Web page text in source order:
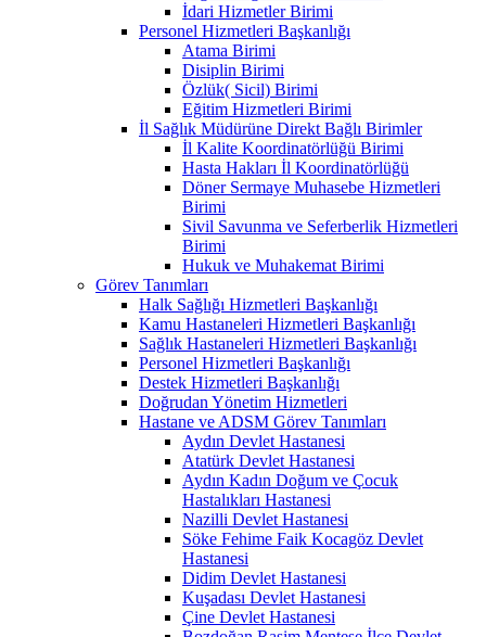
İdari Hizmetler Birimi
Personel Hizmetleri Başkanlığı
Atama Birimi
Disiplin Birimi
Özlük( Sicil) Birimi
Eğitim Hizmetleri Birimi
İl Sağlık Müdürüne Direkt Bağlı Birimler
İl Kalite Koordinatörlüğü Birimi
Hasta Hakları İl Koordinatörlüğü
Döner Sermaye Muhasebe Hizmetleri
Birimi
Sivil Savunma ve Seferberlik Hizmetleri
Birimi
Hukuk ve Muhakemat Birimi
Görev Tanımları
Halk Sağlığı Hizmetleri Başkanlığı
Kamu Hastaneleri Hizmetleri Başkanlığı
Sağlık Hastaneleri Hizmetleri Başkanlığı
Personel Hizmetleri Başkanlığı
Destek Hizmetleri Başkanlığı
Doğrudan Yönetim Hizmetleri
Hastane ve ADSM Görev Tanımları
Aydın Devlet Hastanesi
Atatürk Devlet Hastanesi
Aydın Kadın Doğum ve Çocuk
Hastalıkları Hastanesi
Nazilli Devlet Hastanesi
Söke Fehime Faik Kocagöz Devlet
Hastanesi
Didim Devlet Hastanesi
Kuşadası Devlet Hastanesi
Çine Devlet Hastanesi